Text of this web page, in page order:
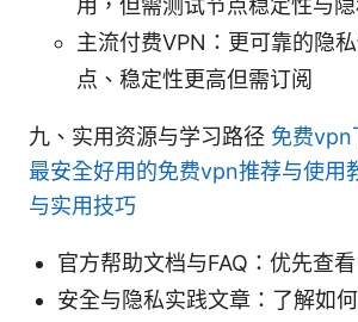
主流付费VPN：更可靠的隐
点、稳定性更高但需订阅
九、实用资源与学习路径 免费
最安全好用的免费vpn推荐与使用
与实用技巧
官方帮助文档与FAQ：优先查看
安全与隐私实践文章：了解如